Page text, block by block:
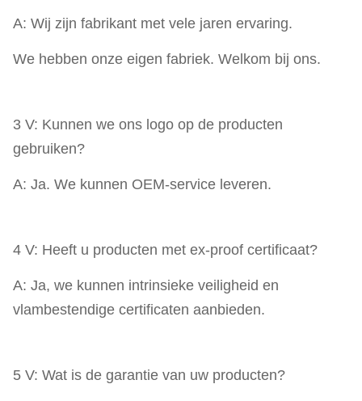
A: Wij zijn fabrikant met vele jaren ervaring.
We hebben onze eigen fabriek. Welkom bij ons.
3 V: Kunnen we ons logo op de producten
gebruiken?
A: Ja. We kunnen OEM-service leveren.
4 V: Heeft u producten met ex-proof certificaat?
A: Ja, we kunnen intrinsieke veiligheid en
vlambestendige certificaten aanbieden.
5 V: Wat is de garantie van uw producten?